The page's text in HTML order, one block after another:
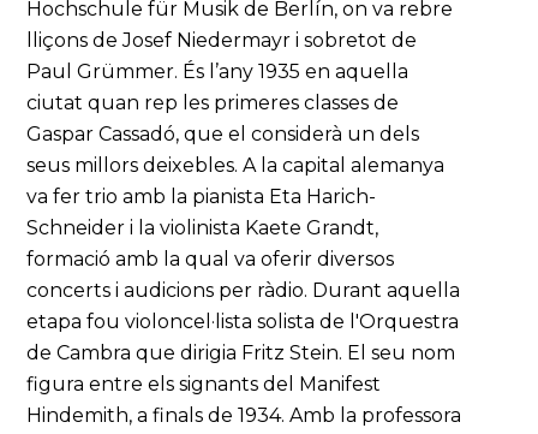
Hochschule für Musik de Berlín, on va rebre
lliçons de Josef Niedermayr i sobretot de
Paul Grümmer. És l’any 1935 en aquella
ciutat quan rep les primeres classes de
Gaspar Cassadó, que el considerà un dels
seus millors deixebles. A la capital alemanya
va fer trio amb la pianista Eta Harich-
Schneider i la violinista Kaete Grandt,
formació amb la qual va oferir diversos
concerts i audicions per ràdio. Durant aquella
etapa fou violoncel·lista solista de l'Orquestra
de Cambra que dirigia Fritz Stein. El seu nom
figura entre els signants del Manifest
Hindemith, a finals de 1934. Amb la professora